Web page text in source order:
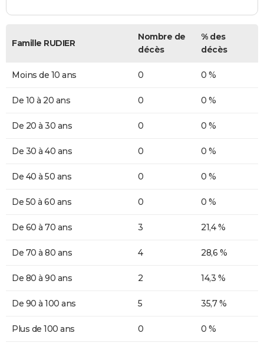
Famille RUDIER
Nombre de
décès
% des
décès
Moins de 10 ans 0 0 %
De 10 à 20 ans 0 0 %
De 20 à 30 ans 0 0 %
De 30 à 40 ans 0 0 %
De 40 à 50 ans 0 0 %
De 50 à 60 ans 0 0 %
De 60 à 70 ans 3 21,4 %
De 70 à 80 ans 4 28,6 %
De 80 à 90 ans 2 14,3 %
De 90 à 100 ans 5 35,7 %
Plus de 100 ans 0 0 %